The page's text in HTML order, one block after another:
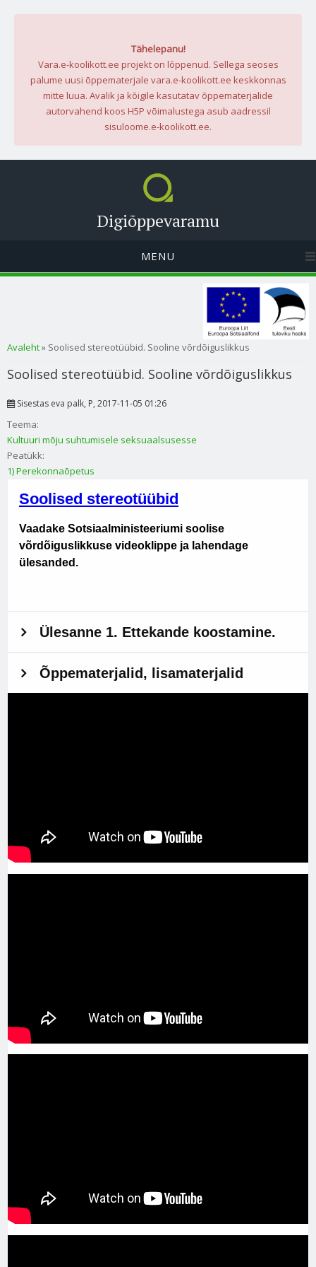
Tähelepanu!
Vara.e-koolikott.ee projekt on lõppenud. Sellega seoses
palume uusi õppematerjale vara.e-koolikott.ee keskkonnas
mitte luua. Avalik ja kõigile kasutatav õppematerjalide
autorvahend koos H5P võimalustega asub aadressil
sisuloome.e-koolikott.ee.
Digiõppevaramu
MENU
Sa oled siin
Avaleht» Soolised stereotüübid. Sooline võrdõiguslikkus
Soolised stereotüübid. Sooline võrdõiguslikkus
Sisestas eva palk, P, 2017-11-05 01:26
Teema:
Kultuuri mõju suhtumisele seksuaalsusesse
Peatükk:
1) Perekonnaõpetus